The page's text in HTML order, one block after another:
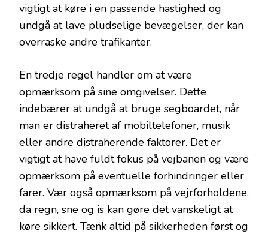
vigtigt at køre i en passende hastighed og
undgå at lave pludselige bevægelser, der kan
overraske andre trafikanter.
En tredje regel handler om at være
opmærksom på sine omgivelser. Dette
indebærer at undgå at bruge segboardet, når
man er distraheret af mobiltelefoner, musik
eller andre distraherende faktorer. Det er
vigtigt at have fuldt fokus på vejbanen og være
opmærksom på eventuelle forhindringer eller
farer. Vær også opmærksom på vejrforholdene,
da regn, sne og is kan gøre det vanskeligt at
køre sikkert. Tænk altid på sikkerheden først og